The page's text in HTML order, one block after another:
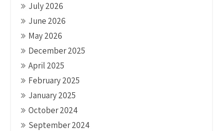
July 2026
June 2026
May 2026
December 2025
April 2025
February 2025
January 2025
October 2024
September 2024